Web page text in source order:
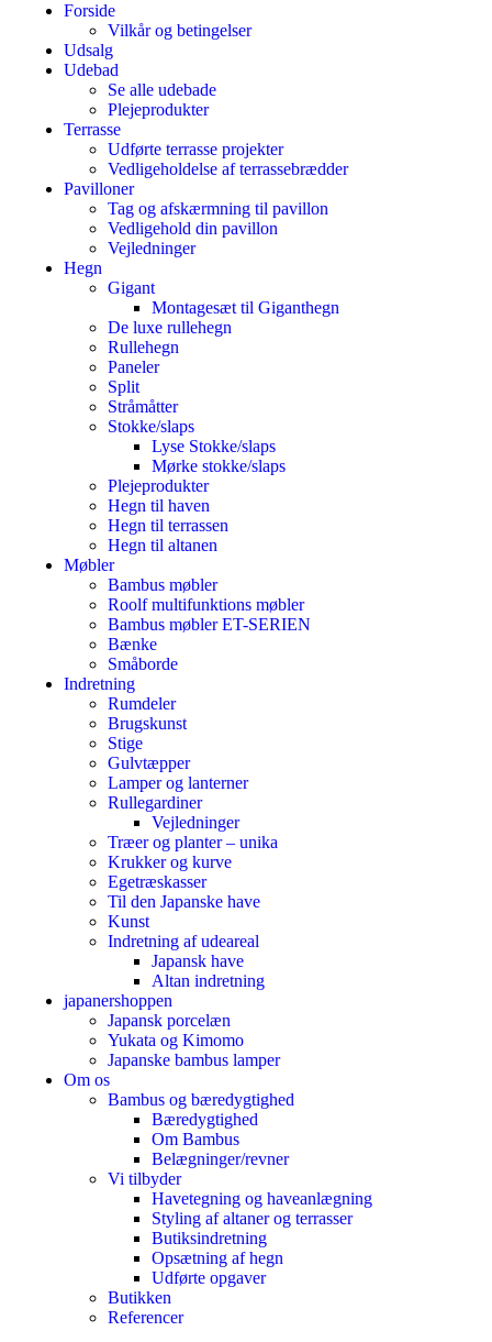
Forside
Vilkår og betingelser
Udsalg
Udebad
Se alle udebade
Plejeprodukter
Terrasse
Udførte terrasse projekter
Vedligeholdelse af terrassebrædder
Pavilloner
Tag og afskærmning til pavillon
Vedligehold din pavillon
Vejledninger
Hegn
Gigant
Montagesæt til Giganthegn
De luxe rullehegn
Rullehegn
Paneler
Split
Stråmåtter
Stokke/slaps
Lyse Stokke/slaps
Mørke stokke/slaps
Plejeprodukter
Hegn til haven
Hegn til terrassen
Hegn til altanen
Møbler
Bambus møbler
Roolf multifunktions møbler
Bambus møbler ET-SERIEN
Bænke
Småborde
Indretning
Rumdeler
Brugskunst
Stige
Gulvtæpper
Lamper og lanterner
Rullegardiner
Vejledninger
Træer og planter – unika
Krukker og kurve
Egetræskasser
Til den Japanske have
Kunst
Indretning af udeareal
Japansk have
Altan indretning
japanershoppen
Japansk porcelæn
Yukata og Kimomo
Japanske bambus lamper
Om os
Bambus og bæredygtighed
Bæredygtighed
Om Bambus
Belægninger/revner
Vi tilbyder
Havetegning og haveanlægning
Styling af altaner og terrasser
Butiksindretning
Opsætning af hegn
Udførte opgaver
Butikken
Referencer